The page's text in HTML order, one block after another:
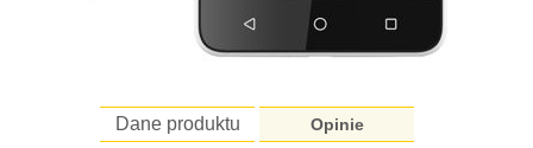
Dane produktu Opinie